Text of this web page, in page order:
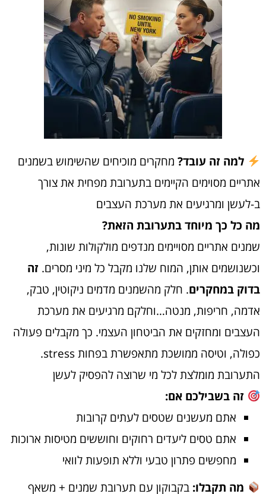
למה זה עובד?מחקרים מוכיחים שהשימוש בשמנים
אתריים מסוימים הקיימים בתערובת מפחית את צורך
ב-לעשן ומרגיעים את מערכת העצבים
מה כל כך מיוחד בתערובת הזאת?
שמנים אתריים מסויימים מנדפים מולקולות שונות,
וכשנושמים אותן, המוח שלנו מקבל כל מיני מסרים. זה
בדוק במחקרים. חלק מהשמנים מדמים ניקוטין, טבק,
אדמה, חריפות, מנטה…וחלקם מרגיעים את מערכת
העצבים ומחזקים את הביטחון העצמי. כך מקבלים פעולה
כפולה, וטיסה ממושכת מתאפשרת בפחות stress.
התערובת מומלצת לכל מי שרוצה להפסיק לעשן
זה בשבילכם אם:
אתם מעשנים שטסים לעתים קרובות
אתם טסים ליעדים רחוקים וחוששים מטיסות ארוכות
מחפשים פתרון טבעי וללא תופעות לוואי
מה תקבלו: בקבוקון עם תערובת שמנים + משאף